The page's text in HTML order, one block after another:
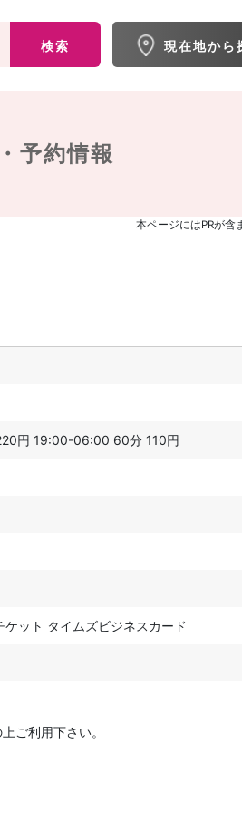
検索 現在地から
予約情報
本ページにはPRが含
円 19:00-06:00 60分 110円
ット タイムズビジネスカード
ご利用下さい。